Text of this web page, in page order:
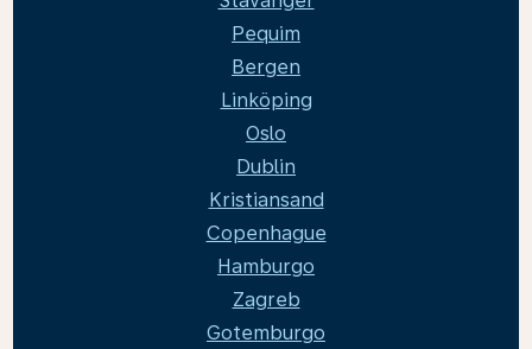
Pequim
Bergen
Linköping
Oslo
Dublin
Kristiansand
Copenhague
Hamburgo
Zagreb
Gotemburgo